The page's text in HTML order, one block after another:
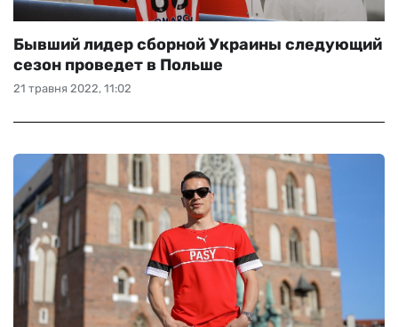
21 травня 2022, 11:02
Бывший лидер сборной Украины следующий
сезон проведет в Польше